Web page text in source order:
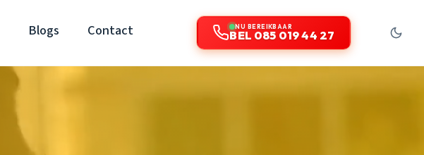
Blogs Contact NU BEREIKBAAR
BEL 085 019 44 27